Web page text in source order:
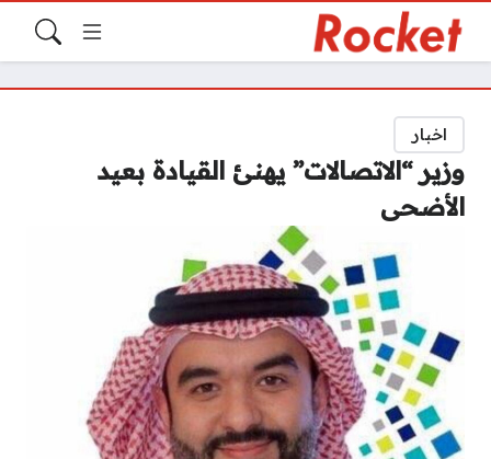
اخبار
وزير “الاتصالات” يهنئ القيادة بعيد
الأضحى